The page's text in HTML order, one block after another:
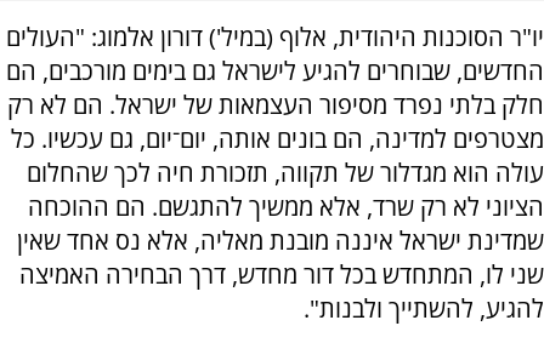
יו"ר הסוכנות היהודית, אלוף (במיל') דורון אלמוג: "העולים
החדשים, שבוחרים להגיע לישראל גם בימים מורכבים, הם
חלק בלתי נפרד מסיפור העצמאות של ישראל. הם לא רק
מצטרפים למדינה, הם בונים אותה, יום־יום, גם עכשיו. כל
עולה הוא מגדלור של תקווה, תזכורת חיה לכך שהחלום
הציוני לא רק שרד, אלא ממשיך להתגשם. הם ההוכחה
שמדינת ישראל איננה מובנת מאליה, אלא נס אחד שאין
שני לו, המתחדש בכל דור מחדש, דרך הבחירה האמיצה
להגיע, להשתייך ולבנות".